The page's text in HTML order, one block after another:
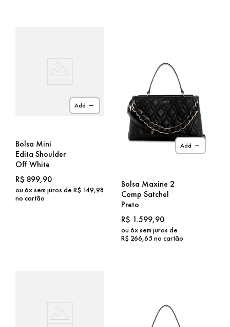
Add
Bolsa Mini
Edita Shoulder
Off White
R$ 899,90
ou6x sem juros de R$ 149,98
no cartão
Add
Bolsa Maxine 2
Comp Satchel
Preto
R$ 1.599,90
ou6x sem juros de
R$ 266,65no cartão